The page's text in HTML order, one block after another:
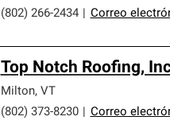
(802) 266-2434
Correo
Top Notch Roofing,
Milton, VT
(802) 373-8230
Correo